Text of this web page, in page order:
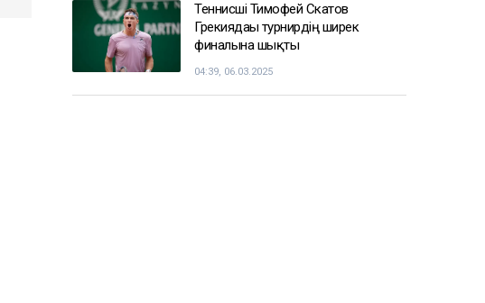
Теннисші Тимофей Скатов
Грекиядағы турнирдің ширек
финалына шықты
04:39, 06.03.2025